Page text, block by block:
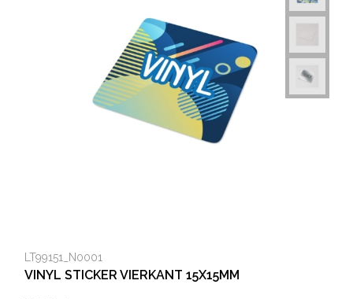
LT99151_N0001
VINYL STICKER VIERKANT 15X15MM